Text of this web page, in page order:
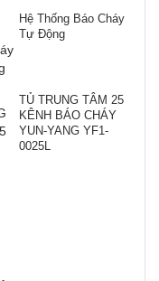
Hệ Thống Báo Cháy
Tự Động
TỦ TRUNG TÂM 25
KÊNH BÁO CHÁY
YUN-YANG YF1-
0025L